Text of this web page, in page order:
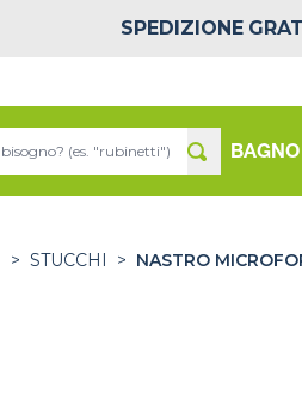
SPEDIZIONE
BAGNO
> STUCCHI > NASTRO